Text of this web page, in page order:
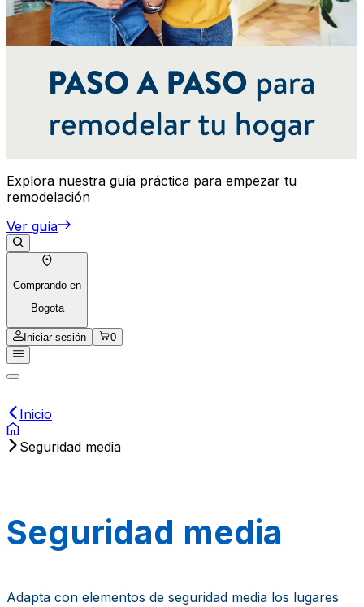
Explora nuestra guía práctica para empezar tu
remodelación
Ver guía
Comprando en
Bogota
Iniciar sesión 0
Inicio
Seguridad media
Seguridad media
Adapta con elementos de seguridad media los lugares